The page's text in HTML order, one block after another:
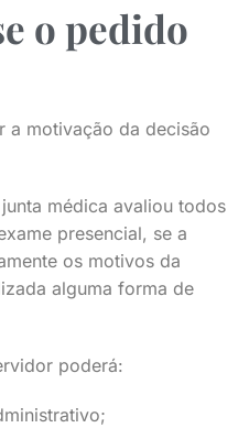
o pedido
a motivação da decisão
médica avaliou todos
presencial, se a
os motivos da
alguma forma de
poderá: